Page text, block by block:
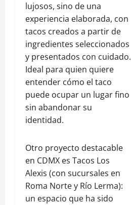
lujosos, sino de una
experiencia elaborada, con
tacos creados a partir de
ingredientes seleccionados
y presentados con cuidado.
Ideal para quien quiere
entender cómo el taco
puede ocupar un lugar fino
sin abandonar su
identidad.
Otro proyecto destacable
en CDMX es Tacos Los
Alexis (con sucursales en
Roma Norte y Río Lerma):
un espacio que ha sido